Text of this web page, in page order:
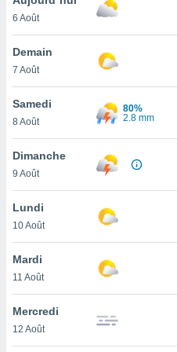
et
»,
au
vous
qu'ils
ou
le
ainsi
un
la
du
6 Août
Demain
7 Août
Samedi
8 Août
80%
2.8 mm
Dimanche
9 Août
Lundi
10 Août
Mardi
11 Août
Mercredi
12 Août